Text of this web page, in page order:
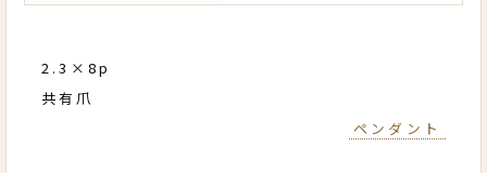
2.3×8p
共有爪
ペンダント